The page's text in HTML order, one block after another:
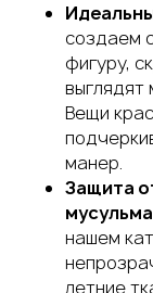
создаем
фигуру,
Вещи
манер.
Защита
нашем
летние